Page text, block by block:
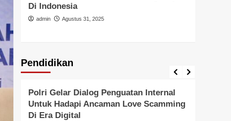
Di Indonesia
admin Agustus 31, 2025
Pendidikan
Pendidikan
Polri Gelar Dialog Penguatan Internal
Untuk Hadapi Ancaman Love Scamming
Di Era Digital